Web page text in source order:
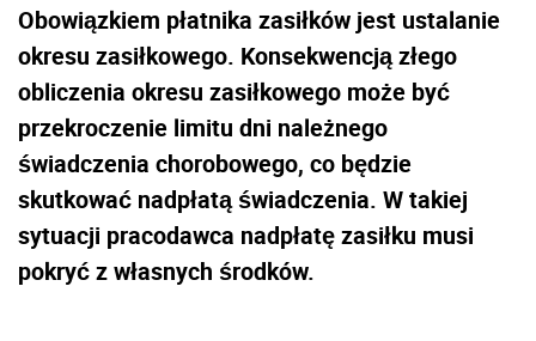
Obowiązkiem płatnika zasiłków jest ustalanie
okresu zasiłkowego. Konsekwencją złego
obliczenia okresu zasiłkowego może być
przekroczenie limitu dni należnego
świadczenia chorobowego, co będzie
skutkować nadpłatą świadczenia. W takiej
sytuacji pracodawca nadpłatę zasiłku musi
pokryć z własnych środków.